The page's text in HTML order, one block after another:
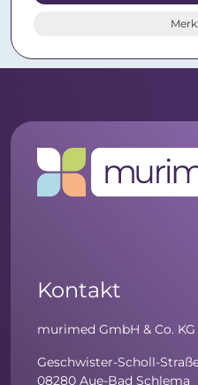
Kontakt
murimed GmbH & Co. KG
Geschwister-Scholl-
08280 Aue-Bad Schlema